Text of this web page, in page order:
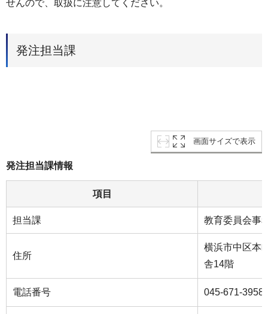
せんので、取扱に注意してください。
発注担当課
画面サイズで表示
発注担当課情報
項目
担当課 教育委員会事
住所
横浜市中区本
舎14階
電話番号 045-671-3958